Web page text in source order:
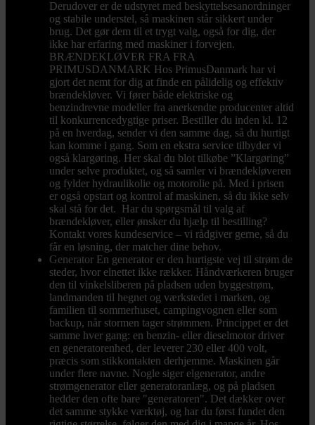
Derudover er de udstyret med beskyttelsesanordninger
og stabile understel, så maskinen står sikkert under
brug. Det gør dem til et trygt valg, også for dig, der
ikke har erfaring med maskiner i forvejen.
BRÆNDEKLØVER FRA FRA
PRIMUSDANMARK Hos PrimusDanmark har vi
gjort det nemt for dig at finde en pålidelig og effektiv
brændekløver. Vi fører både elektriske og
benzindrevne modeller fra anerkendte producenter altid
til konkurrencedygtige priser. Bestiller du inden kl. 12
på en hverdag, sender vi den samme dag, så du hurtigt
kan komme i gang. Som en ekstra service tilbyder vi
også klargøring. Her skal du blot tilkøbe ”Klargøring”
under selve produktet, og så samler vi brændekløveren
og fylder hydraulikolie og motorolie på. Med i prisen
er også opstart og kontrol af maskinen, så du ikke selv
skal stå for det. Har du spørgsmål til valg af
brændekløver, eller ønsker du hjælp til bestilling?
Kontakt vores kundeservice – vi rådgiver gerne, så du
får en løsning, der matcher dine behov.
Generator En generator er den hurtigste vej til strøm de
steder, hvor elnettet ikke rækker. Håndværkeren bruger
den til vinkelsliberen på pladsen uden byggestrøm,
landmanden til hegnet og værkstedet i marken, og
familien til sommerhuset, campingvognen eller som
backup, når stormen tager strømmen. Princippet er det
samme hver gang: en benzin- eller dieselmotor driver
en generatorenhed, der leverer 230 eller 400 volt,
præcis som stikkontakten derhjemme. Maskinen går
under flere navne. Nogle siger elgenerator, andre
strømgenerator eller generatoranlæg, og på pladsen
hedder den ofte bare "generatoren". Det dækker over
det samme stykke værktøj, og har du først fundet den